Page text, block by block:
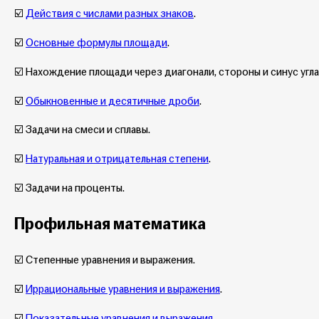
☑️ Действия с числами разных знаков.
☑️ Основные формулы площади.
☑️ Нахождение площади через диагонали, стороны и синус
☑️ Обыкновенные и десятичные дроби.
☑️ Задачи на смеси и сплавы.
☑️ Натуральная и отрицательная степени.
☑️ Задачи на проценты.
Профильная математика
☑️ Степенные уравнения и выражения.
☑️ Иррациональные уравнения и выражения.